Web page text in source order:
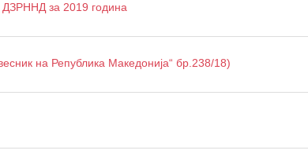
за 2019 година
на Република Македонија“ бр.238/18)